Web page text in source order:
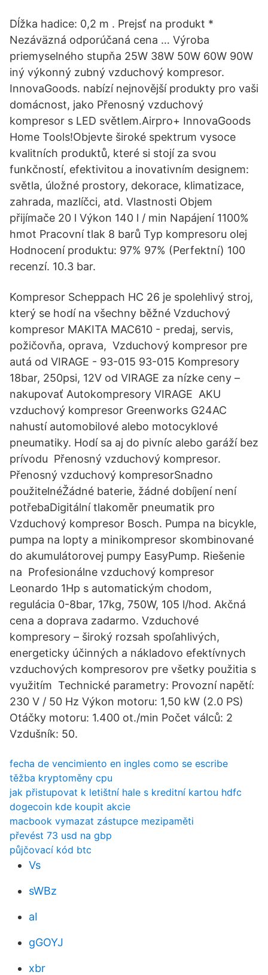
Dĺžka hadice: 0,2 m . Prejsť na produkt *
Nezáväzná odporúčaná cena … Výroba
priemyselného stupňa 25W 38W 50W 60W 90W
iný výkonný zubný vzduchový kompresor.
InnovaGoods. nabízí nejnovější produkty pro vaši
domácnost, jako Přenosný vzduchový
kompresor s LED světlem.Airpro+ InnovaGoods
Home Tools!Objevte široké spektrum vysoce
kvalitních produktů, které si stojí za svou
funkčností, efektivitou a inovativním designem:
světla, úložné prostory, dekorace, klimatizace,
zahrada, mazlíčci, atd. Vlastnosti Objem
přijímače 20 l Výkon 140 l / min Napájení 1100%
hmot Pracovní tlak 8 barů Typ kompresoru olej
Hodnocení produktu: 97% 97% (Perfektní) 100
recenzí. 10.3 bar.
Kompresor Scheppach HC 26 je spolehlivý stroj,
který se hodí na všechny běžné Vzduchový
kompresor MAKITA MAC610 - predaj, servis,
požičovňa, oprava, Vzduchový kompresor pre
autá od VIRAGE - 93-015 93-015 Kompresory
18bar, 250psi, 12V od VIRAGE za nízke ceny –
nakupovať Autokompresory VIRAGE AKU
vzduchový kompresor Greenworks G24AC
nahustí automobilové alebo motocyklové
pneumatiky. Hodí sa aj do pivníc alebo garáží bez
prívodu Přenosný vzduchový kompresor.
Přenosný vzduchový kompresorSnadno
použitelnéŽádné baterie, žádné dobíjení není
potřebaDigitální tlakoměr pneumatik pro
Vzduchový kompresor Bosch. Pumpa na bicykle,
pumpa na lopty a minikompresor skombinované
do akumulátorovej pumpy EasyPump. Riešenie
na Profesionálne vzduchový kompresor
Leonardo 1Hp s automatickým chodom,
regulácia 0-8bar, 17kg, 750W, 105 l/hod. Akčná
cena a doprava zadarmo. Vzduchové
kompresory – široký rozsah spoľahlivých,
energeticky účinných a nákladovo efektívnych
vzduchových kompresorov pre všetky použitia s
využitím Technické parametry: Provozní napětí:
230 V / 50 Hz Výkon motoru: 1,50 kW (2.0 PS)
Otáčky motoru: 1.400 ot./min Počet válců: 2
Vzdušník: 50.
fecha de vencimiento en ingles como se escribe
těžba kryptoměny cpu
jak přistupovat k letištní hale s kreditní kartou hdfc
dogecoin kde koupit akcie
macbook vymazat zástupce mezipaměti
převést 73 usd na gbp
půjčovací kód btc
Vs
sWBz
aI
gGOYJ
xbr